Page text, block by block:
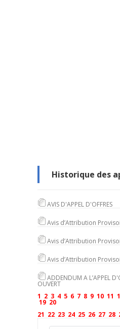
Historique des
AVIS D'APPEL D'OFFRES
Avis d’Attribution
Avis d’Attribution
Avis d’Attribution
ADDENDUM A L’APPEL
OUVERT
1 2 3 4 5 6 7 8 9 10 11
19 20
21 22 23 24 25 26 27 28